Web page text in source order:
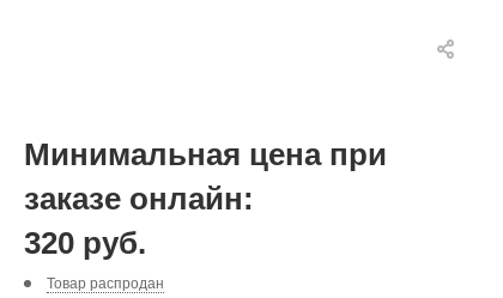
Минимальная цена при
заказе онлайн:
320 руб.
Товар распродан